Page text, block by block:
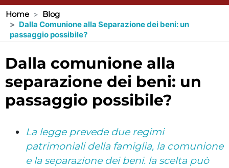
Home
Blog
Dalla Comunione alla Separazione dei beni: un
passaggio possibile?
dalla comunione alla
separazione dei beni: un
passaggio possibile?
La legge prevede due regimi
patrimoniali della famiglia, la comunione
e la separazione dei beni. la scelta può